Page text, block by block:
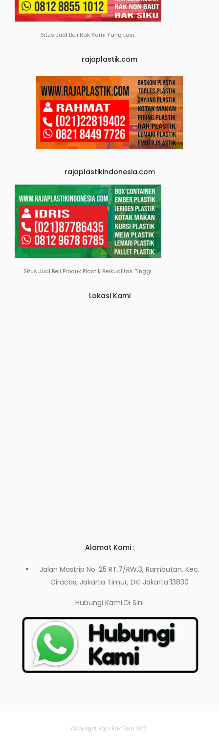
Situs Jual Beli Rak Kami Yang Lain.
rajaplastik.com
rajaplastikindonesia.com
Situs Jual Beli Produk Plastik Berkualitas Tinggi.
Lokasi Kami
Alamat Kami :
Jalan Mastrip No. 25 RT.7/RW.3, Rambutan, Kec.
Ciracas, Jakarta Timur, DKI Jakarta 13830
Hubungi Kami Di Sini
Copyright Raja Rak Toko 2021